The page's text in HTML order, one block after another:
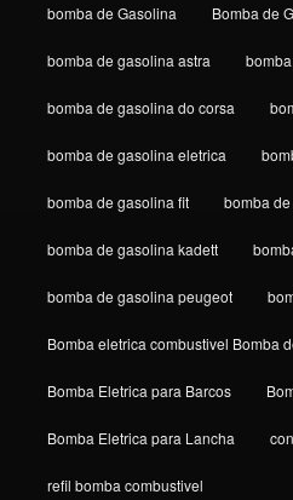
bomba de Gasolina Bomba de
bomba de gasolina astra
bomba de gasolina do corsa
bomba de gasolina eletrica
bomba de gasolina fit bomba
bomba de gasolina kadett
bomba de gasolina peugeot
Bomba eletrica combustivel Bomba
Bomba Eletrica para Barcos
Bomba Eletrica para Lancha
refil bomba combustivel